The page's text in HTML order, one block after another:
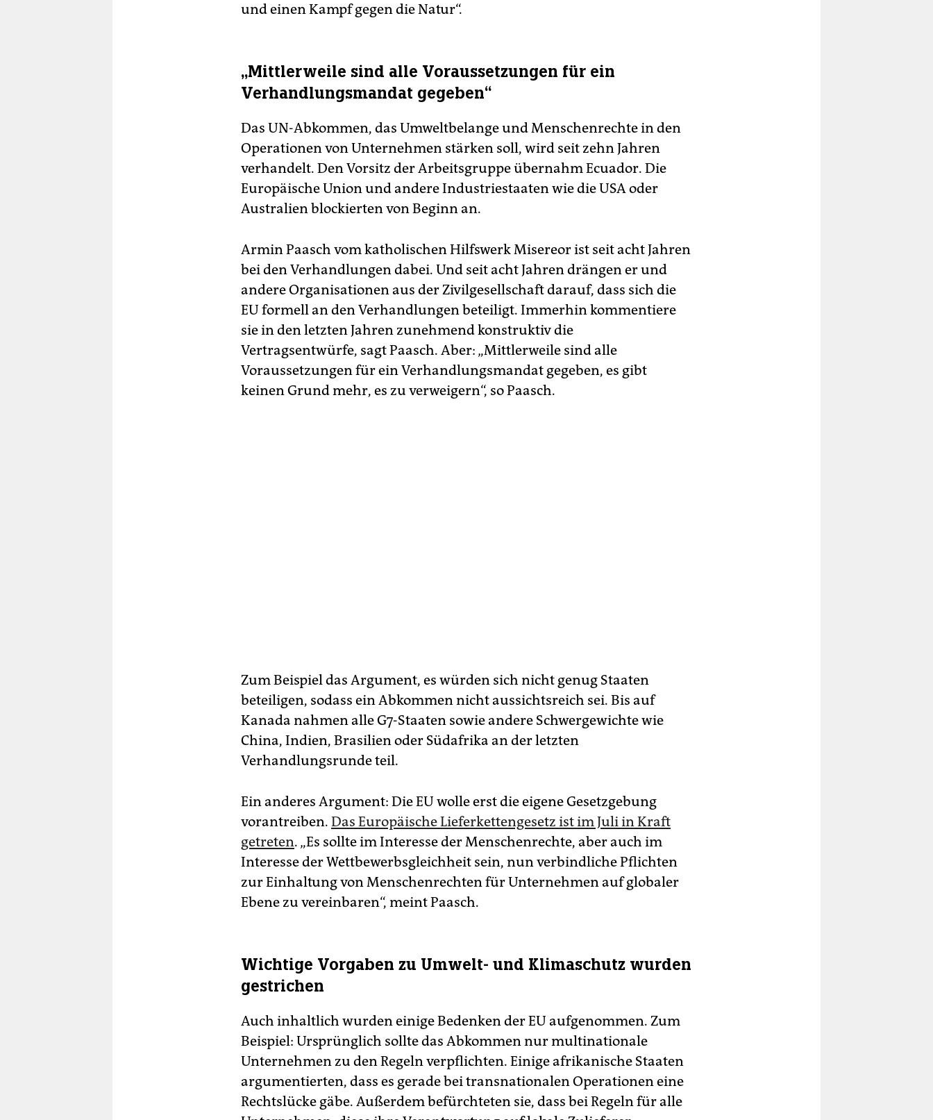
und einen Kampf gegen die Natur“.
„Mittlerweile sind alle Voraussetzungen für ein
Verhandlungsmandat gegeben“
Das UN-Abkommen, das Umweltbelange und Menschenrechte in den
Operationen von Unternehmen stärken soll, wird seit zehn Jahren
verhandelt. Den Vorsitz der Arbeitsgruppe übernahm Ecuador. Die
Europäische Union und andere Industriestaaten wie die USA oder
Australien blockierten von Beginn an.
Armin Paasch vom katholischen Hilfswerk Misereor ist seit acht Jahren
bei den Verhandlungen dabei. Und seit acht Jahren drängen er und
andere Organisationen aus der Zivilgesellschaft darauf, dass sich die
EU formell an den Verhandlungen beteiligt. Immerhin kommentiere
sie in den letzten Jahren zunehmend konstruktiv die
Vertragsentwürfe, sagt Paasch. Aber: „Mittlerweile sind alle
Voraussetzungen für ein Verhandlungsmandat gegeben, es gibt
keinen Grund mehr, es zu verweigern“, so Paasch.
Zum Beispiel das Argument, es würden sich nicht genug Staaten
beteiligen, sodass ein Abkommen nicht aussichtsreich sei. Bis auf
Kanada nahmen alle G7-Staaten sowie andere Schwergewichte wie
China, Indien, Brasilien oder Südafrika an der letzten
Verhandlungsrunde teil.
Ein anderes Argument: Die EU wolle erst die eigene Gesetzgebung
vorantreiben. Das Europäische Lieferkettengesetz ist im Juli in Kraft
getreten. „Es sollte im Interesse der Menschenrechte, aber auch im
Interesse der Wettbewerbsgleichheit sein, nun verbindliche Pflichten
zur Einhaltung von Menschenrechten für Unternehmen auf globaler
Ebene zu vereinbaren“, meint Paasch.
Wichtige Vorgaben zu Umwelt- und Klimaschutz wurden
gestrichen
Auch inhaltlich wurden einige Bedenken der EU aufgenommen. Zum
Beispiel: Ursprünglich sollte das Abkommen nur multinationale
Unternehmen zu den Regeln verpflichten. Einige afrikanische Staaten
argumentierten, dass es gerade bei transnationalen Operationen eine
Rechtslücke gäbe. Außerdem befürchteten sie, dass bei Regeln für alle